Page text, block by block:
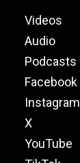
Videos
Audio
Podcasts
Facebook
Instagram
X
YouTube